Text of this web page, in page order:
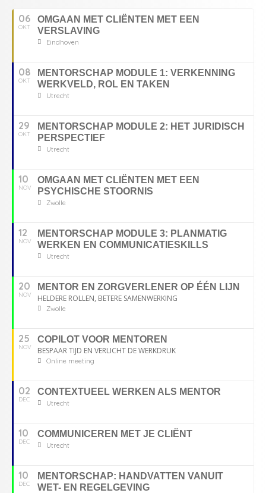
06
OKT
OMGAAN MET CLIËNTEN MET EEN
VERSLAVING
Eindhoven
08
OKT
MENTORSCHAP MODULE 1: VERKENNING
WERKVELD, ROL EN TAKEN
Utrecht
29
OKT
MENTORSCHAP MODULE 2: HET JURIDISCH
PERSPECTIEF
Utrecht
10
NOV
OMGAAN MET CLIËNTEN MET EEN
PSYCHISCHE STOORNIS
Zwolle
12
NOV
MENTORSCHAP MODULE 3: PLANMATIG
WERKEN EN COMMUNICATIESKILLS
Utrecht
20
NOV
MENTOR EN ZORGVERLENER OP ÉÉN LIJN
HELDERE ROLLEN, BETERE SAMENWERKING
Zwolle
25
NOV
COPILOT VOOR MENTOREN
BESPAAR TIJD EN VERLICHT DE WERKDRUK
Online meeting
02
DEC
CONTEXTUEEL WERKEN ALS MENTOR
Utrecht
10
DEC
COMMUNICEREN MET JE CLIËNT
Utrecht
10
DEC
MENTORSCHAP: HANDVATTEN VANUIT
WET- EN REGELGEVING